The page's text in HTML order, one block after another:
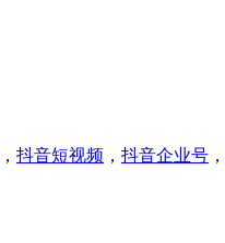
， 抖音短视频 ， 抖音企业号 ，